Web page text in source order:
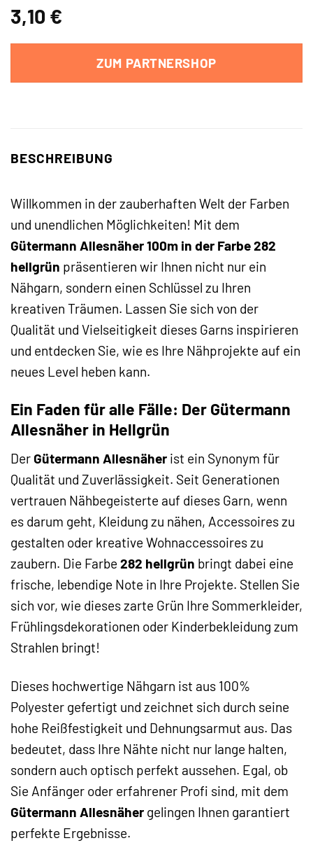
3,10 €
ZUM PARTNERSHOP
BESCHREIBUNG
Willkommen in der zauberhaften Welt der Farben
und unendlichen Möglichkeiten! Mit dem
Gütermann Allesnäher 100m in der Farbe 282
hellgrün präsentieren wir Ihnen nicht nur ein
Nähgarn, sondern einen Schlüssel zu Ihren
kreativen Träumen. Lassen Sie sich von der
Qualität und Vielseitigkeit dieses Garns inspirieren
und entdecken Sie, wie es Ihre Nähprojekte auf ein
neues Level heben kann.
Ein Faden für alle Fälle: Der Gütermann
Allesnäher in Hellgrün
DerGütermann Allesnäher ist ein Synonym für
Qualität und Zuverlässigkeit. Seit Generationen
vertrauen Nähbegeisterte auf dieses Garn, wenn
es darum geht, Kleidung zu nähen, Accessoires zu
gestalten oder kreative Wohnaccessoires zu
zaubern. Die Farbe 282 hellgrün bringt dabei eine
frische, lebendige Note in Ihre Projekte. Stellen Sie
sich vor, wie dieses zarte Grün Ihre Sommerkleider,
Frühlingsdekorationen oder Kinderbekleidung zum
Strahlen bringt!
Dieses hochwertige Nähgarn ist aus 100%
Polyester gefertigt und zeichnet sich durch seine
hohe Reißfestigkeit und Dehnungsarmut aus. Das
bedeutet, dass Ihre Nähte nicht nur lange halten,
sondern auch optisch perfekt aussehen. Egal, ob
Sie Anfänger oder erfahrener Profi sind, mit dem
Gütermann Allesnäher gelingen Ihnen garantiert
perfekte Ergebnisse.